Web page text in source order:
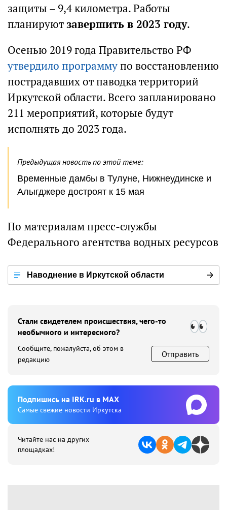
защиты – 9,4 километра. Работы
планируютзавершить в 2023 году.
Осенью 2019 года Правительство РФ
утвердило программупо восстановлению
пострадавших от паводка территорий
Иркутской области. Всего запланировано
211 мероприятий, которые будут
исполнять до 2023 года.
Предыдущая новость по этой теме:
Временные дамбы в Тулуне, Нижнеудинске и
Алыгджере достроят к 15 мая
По материалам пресс-службы
Федерального агентства водных ресурсов
Наводнение в Иркутской области
Стали свидетелем происшествия, чего-то
необычного и интересного?
Сообщите, пожалуйста, об этом в
редакцию
Отправить
Подпишиcь на IRK.ru в MAX
Cамые свежие новости Иркутска
Читайте нас на других
площадках!